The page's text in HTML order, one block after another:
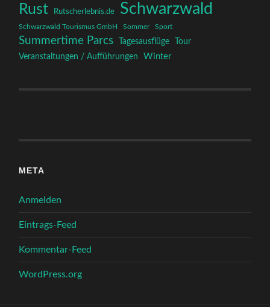
Rust Rutscherlebnis.de Schwarzwald
Schwarzwald Tourismus GmbH Sommer Sport
Summertime Parcs Tagesausflüge
Tour
Veranstaltungen / Aufführungen
Winter
META
Anmelden
Eintrags-Feed
Kommentar-Feed
WordPress.org